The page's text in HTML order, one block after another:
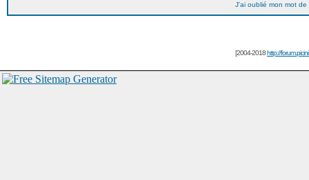
J'ai oublié mon mot de
[2004-2018http://